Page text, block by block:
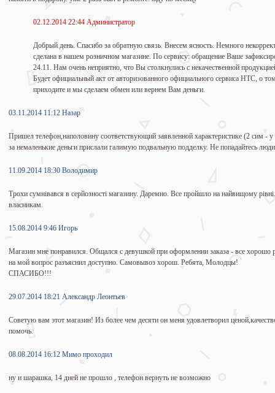
02.12.2014 22:44 Администратор
Добрый день. Спасибо за обратную связь. Внесем ясность. Немного
сделана в нашем розничном магазине. По сервису: обращение Ваше
24.11. Нам очень неприятно, что Вы столкнулись с некачественной
Будет официальный акт от авторизованного официального сервиса HTC, о
приходите и мы сделаем обмен или вернем Вам деньги.
03.11.2014 11:12 Назар
Пришел телефон,наполовину соответствующий заявленной характеристике (2 сим -
за немаленькие деньги прислали галимую подвальную подделку. Не попадайтесь
11.09.2014 18:30 Володимир
Трохи сумнівався в серйозності магазину. Даремно. Все пройшло на найвищому
власникам.
15.08.2014 9:46 Игорь
Магазин мне понравился. Общался с девушкой при оформлении заказа - все хорошо
на мой вопрос разъяснил доступно. Самовывоз хорош. Ребята, Молодцы!
СПАСИБО!!!
29.07.2014 18:21 Александр Леонтьев
Советую вам этот магазин! Из более чем десяти он меня удовлетворил
помочь.
08.08.2014 16:12 Мимо проходил
ну и шарашка, 14 дней не прошло , телефон вернуть не возможно